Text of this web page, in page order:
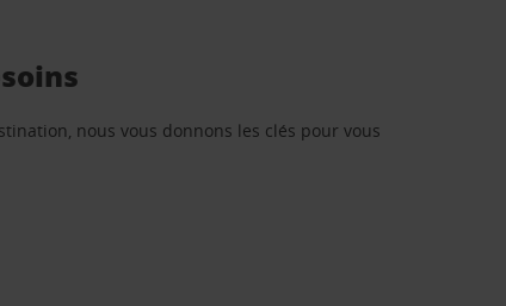
nous vous donnons les clés pour vous